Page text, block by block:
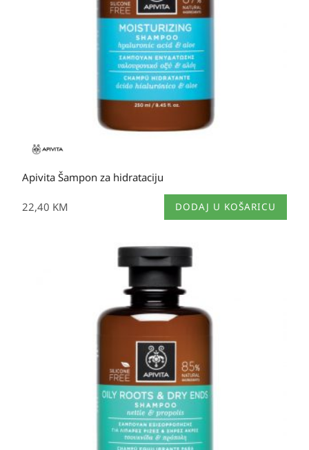
Apivita Šampon za hidrataciju
22,40 KM DODAJ U KOŠARICU